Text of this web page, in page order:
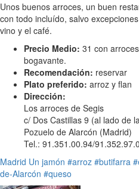
Unos buenos arroces, un buen
con todo incluído, salvo
vino y el café.
Precio Medio: 31 con
bogavante.
Recomendación: reservar
Plato preferido: arroz y flan
Dirección:
Los arroces de Segis
c/ Dos Castillas 9 (al lado de
Pozuelo de Alarcón (Madrid)
Tel.: 91.351.00.94/
Madrid Un jamón #arroz #butifarra
de-Alarcón #queso